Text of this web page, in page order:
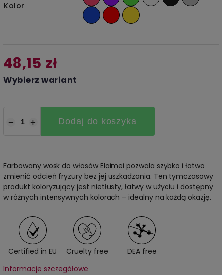
Kolor
48,15 zł
Wybierz wariant
+
− Dodaj do koszyka
Farbowany wosk do włosów Elaimei pozwala szybko i łatwo
zmienić odcień fryzury bez jej uszkadzania. Ten tymczasowy
produkt koloryzujący jest nietłusty, łatwy w użyciu i dostępny
w różnych intensywnych kolorach – idealny na każdą okazję.
Certified in EU Cruelty free
DEA free
Informacje szczegółowe